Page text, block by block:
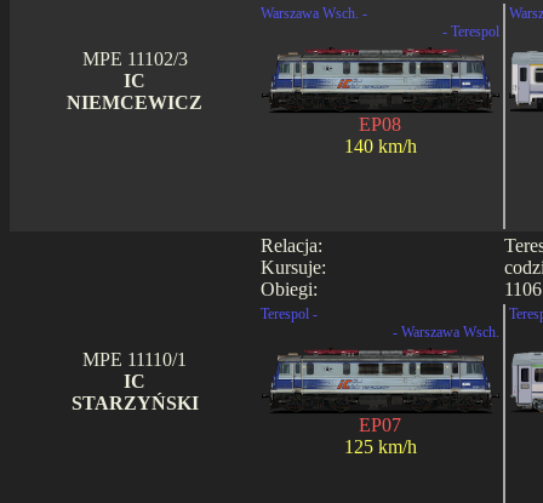
MPE 11102/3
IC
NIEMCEWICZ
Warszawa Wsch. -
- Terespol
EP08
140 km/h
Relacja:
Kursuje:
Obiegi:
MPE 11110/1
IC
STARZYŃSKI
Terespol -
- Warszawa Wsch.
EP07
125 km/h